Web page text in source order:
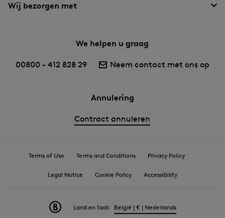
Wij bezorgen met
We helpen u graag
00800 - 412 828 29 Neem contact met ons op
Annulering
Contract annuleren
Terms of Use Terms and Conditions Privacy Policy
Legal Notice Cookie Policy Accessibility
Land en taal: België | € | Nederlands